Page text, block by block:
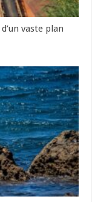
vaste plan